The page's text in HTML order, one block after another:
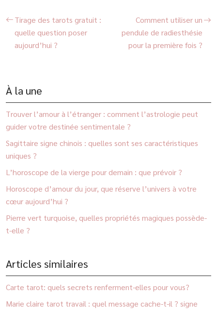
Tirage des tarots gratuit :
quelle question poser
aujourd’hui ?
Comment utiliser un
pendule de radiesthésie
pour la première fois ?
À la une
Trouver l’amour à l’étranger : comment l’astrologie peut
guider votre destinée sentimentale ?
Sagittaire signe chinois : quelles sont ses caractéristiques
uniques ?
L’horoscope de la vierge pour demain : que prévoir ?
Horoscope d’amour du jour, que réserve l’univers à votre
cœur aujourd’hui ?
Pierre vert turquoise, quelles propriétés magiques possède-
t-elle ?
Articles similaires
Carte tarot: quels secrets renferment-elles pour vous?
Marie claire tarot travail : quel message cache-t-il ? signe